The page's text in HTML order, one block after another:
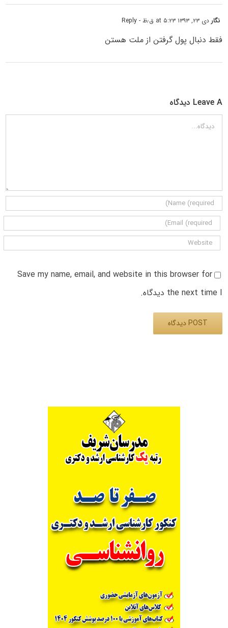
نگاردی ۲۳, ۱۳۹۳ at ۵:۲۳ ق٫ظ - Reply
فقط دنبال پول گرفتن از ملت هستن
Leave A دیدگاه
دیدگاه
Save my name, email, and website in this browser for
the next time I دیدگاه.